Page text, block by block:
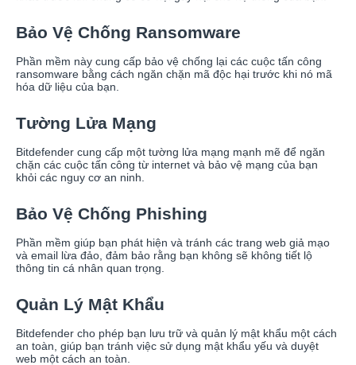
Bảo Vệ Chống Ransomware
Phần mềm này cung cấp bảo vệ chống lại các cuộc tấn công
ransomware bằng cách ngăn chặn mã độc hại trước khi nó mã
hóa dữ liệu của bạn.
Tường Lửa Mạng
Bitdefender cung cấp một tường lửa mạng mạnh mẽ để ngăn
chặn các cuộc tấn công từ internet và bảo vệ mạng của bạn
khỏi các nguy cơ an ninh.
Bảo Vệ Chống Phishing
Phần mềm giúp bạn phát hiện và tránh các trang web giả mạo
và email lừa đảo, đảm bảo rằng bạn không sẽ không tiết lộ
thông tin cá nhân quan trọng.
Quản Lý Mật Khẩu
Bitdefender cho phép bạn lưu trữ và quản lý mật khẩu một cách
an toàn, giúp bạn tránh việc sử dụng mật khẩu yếu và duyệt
web một cách an toàn.